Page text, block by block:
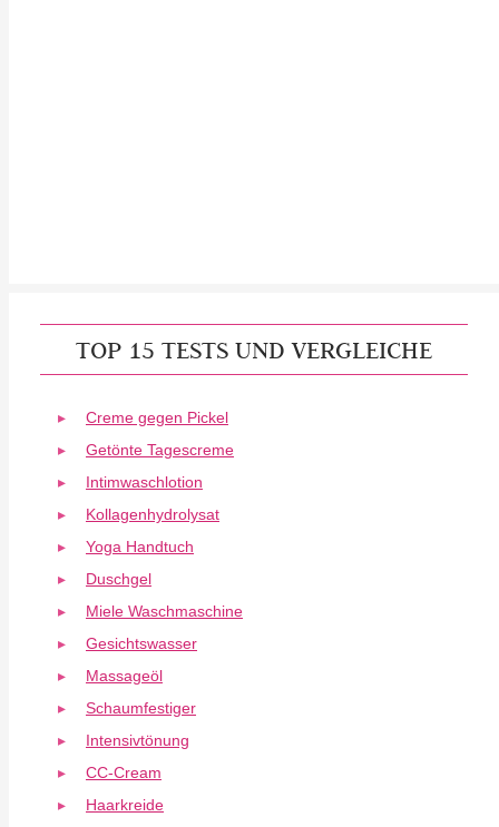
TOP 15 TESTS UND VERGLEICHE
Creme gegen Pickel
Getönte Tagescreme
Intimwaschlotion
Kollagenhydrolysat
Yoga Handtuch
Duschgel
Miele Waschmaschine
Gesichtswasser
Massageöl
Schaumfestiger
Intensivtönung
CC-Cream
Haarkreide